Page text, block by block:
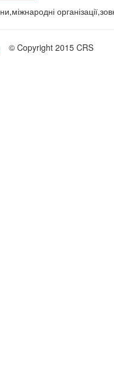
© Copyright 2015 CRS